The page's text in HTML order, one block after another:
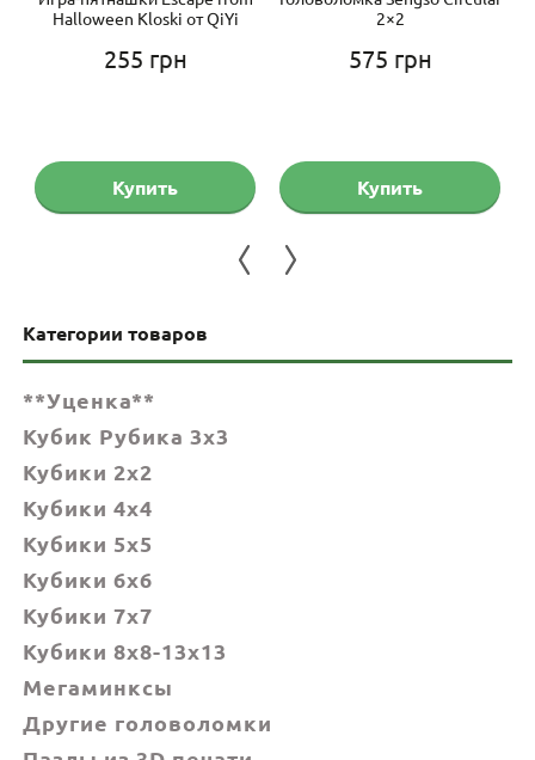
Halloween Kloski от QiYi
255 грн
Купить
2×2
575 грн
Купить
Категории товаров
**Уценка**
Кубик Рубика 3x3
Кубики 2x2
Кубики 4x4
Кубики 5x5
Кубики 6х6
Кубики 7х7
Кубики 8x8-13x13
Мегаминксы
Другие головоломки